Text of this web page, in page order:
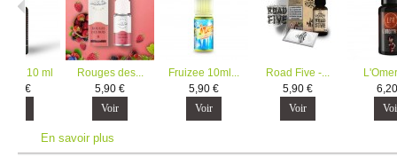
- 10 ml
6,20 €
Rouges des...
5,90 €
Voir
Fruizee 10ml...
5,90 €
Voir
Road Five -...
5,90 €
Voir
En savoir plus